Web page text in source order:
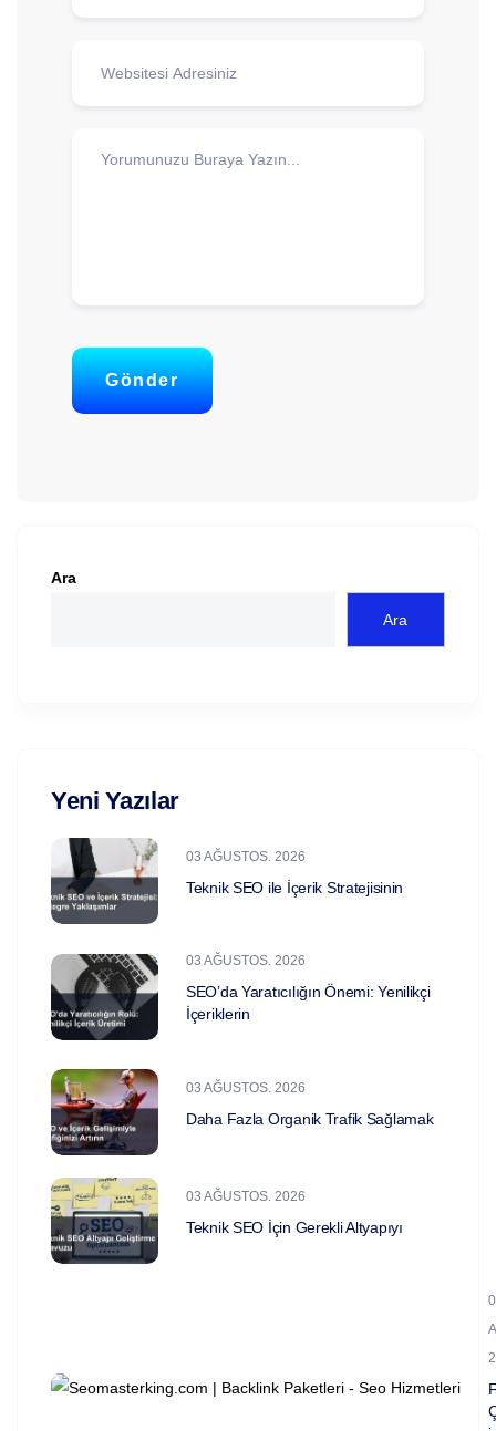
Gönder
Ara
Ara
Yeni Yazılar
03 AĞUSTOS. 2026
Teknik SEO ile İçerik Stratejisinin
03 AĞUSTOS. 2026
SEO’da Yaratıcılığın Önemi: Yenilikçi
İçeriklerin
03 AĞUSTOS. 2026
Daha Fazla Organik Trafik Sağlamak
03 AĞUSTOS. 2026
Teknik SEO İçin Gerekli Altyapıyı